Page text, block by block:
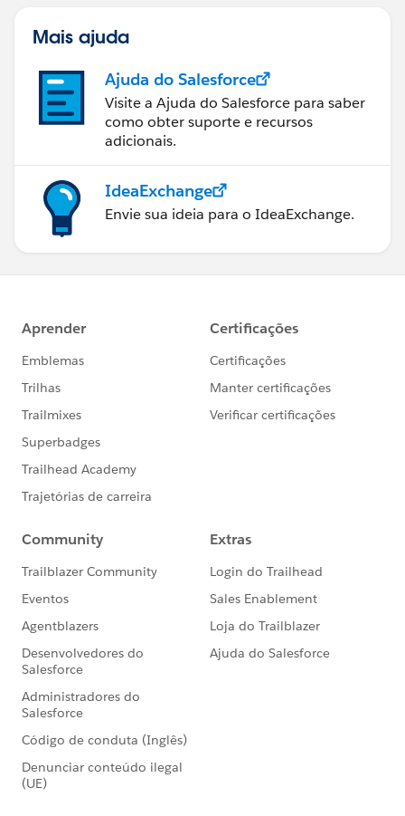
Mais ajuda
Ajuda do Salesforce
Visite a Ajuda do Salesforce para saber
como obter suporte e recursos
adicionais.
IdeaExchange
Envie sua ideia para o IdeaExchange.